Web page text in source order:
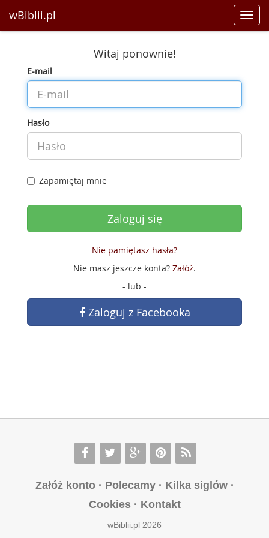
wBiblii.pl
Witaj ponownie!
E-mail
Hasło
Zapamiętaj mnie
Nie pamiętasz hasła?
Nie masz jeszcze konta? Załóż.
- lub -
Zaloguj z Facebooka
Załóż konto· Polecamy· Kilka siglów·
Cookies· Kontakt
wBiblii.pl 2026